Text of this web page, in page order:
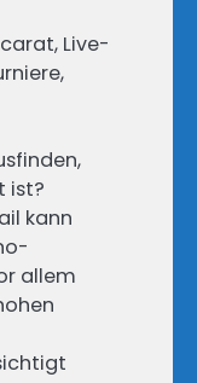
Live-
ist?
kann
allem